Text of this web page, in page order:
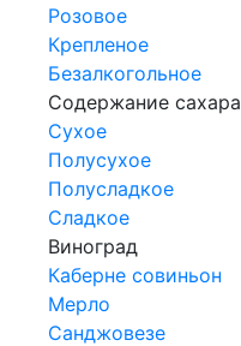
Розовое
Крепленое
Безалкогольное
Содержание сахара
Сухое
Полусухое
Полусладкое
Сладкое
Виноград
Каберне совиньон
Мерло
Санджовезе